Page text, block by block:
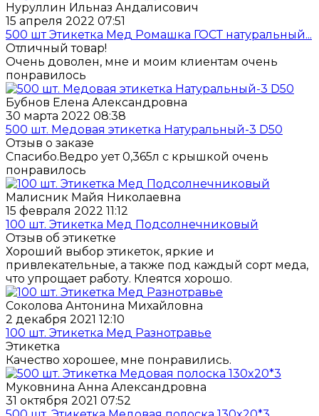
Нуруллин Ильназ Андалисович
15 апреля 2022 07:51
500 шт Этикетка Мед Ромашка ГОСТ натуральный...
Отличный товар!
Очень доволен, мне и моим клиентам очень
понравилось
Бубнов Елена Александровна
30 марта 2022 08:38
500 шт. Медовая этикетка Натуральный-3 D50
Отзыв о заказе
Спасибо.Ведро ует 0,365л с крышкой очень
понравилось
Малисник Майя Николаевна
15 февраля 2022 11:12
100 шт. Этикетка Мед Подсолнечниковый
Отзыв об этикетке
Хороший выбор этикеток, яркие и
привлекательные, а также под каждый сорт меда,
что упрощает работу. Клеятся хорошо.
Соколова Антонина Михайловна
2 декабря 2021 12:10
100 шт. Этикетка Мед Разнотравье
Этикетка
Качество хорошее, мне понравились.
Муковнина Анна Александровна
31 октября 2021 07:52